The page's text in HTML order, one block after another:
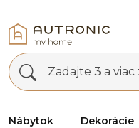
Zadajte 3 a
Nábytok Dekorácie